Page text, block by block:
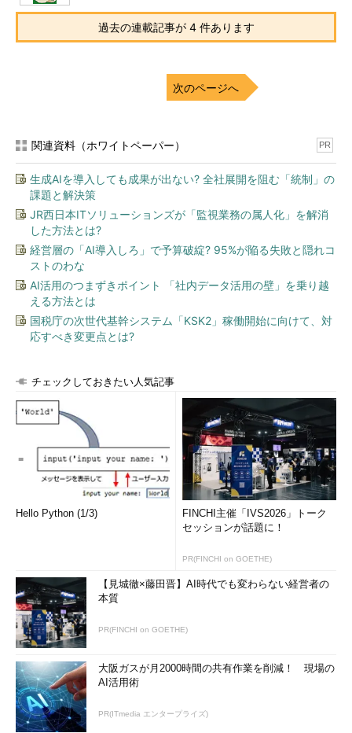
過去の連載記事が 4 件あります
次のページへ
関連資料（ホワイトペーパー） PR
生成AIを導入しても成果が出ない? 全社展開を阻む「統制」の
課題と解決策
JR西日本ITソリューションズが「監視業務の属人化」を解消
した方法とは?
経営層の「AI導入しろ」で予算破綻? 95%が陥る失敗と隠れコ
ストのわな
AI活用のつまずきポイント 「社内データ活用の壁」を乗り越
える方法とは
国税庁の次世代基幹システム「KSK2」稼働開始に向けて、対
応すべき変更点とは?
チェックしておきたい人気記事
Hello Python (1/3)
FINCHI主催「IVS2026」トーク
セッションが話題に！
PR(FINCHI on GOETHE)
【見城徹×藤田晋】AI時代でも変わらない経営者の
本質
PR(FINCHI on GOETHE)
大阪ガスが月2000時間の共有作業を削減！ 現場の
AI活用術
PR(ITmedia エンタープライズ)